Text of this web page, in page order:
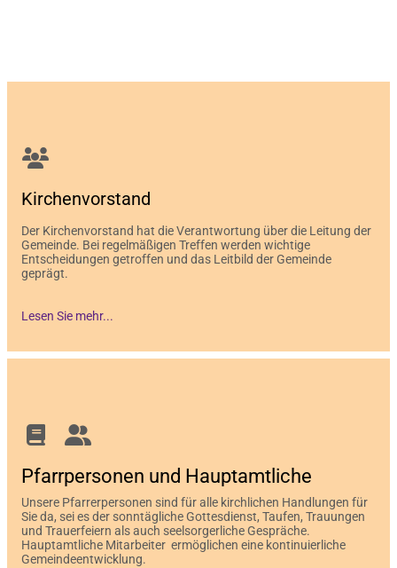
Kirchenvorstand
Der Kirchenvorstand hat die Verantwortung über die Leitung der
Gemeinde. Bei regelmäßigen Treffen werden wichtige
Entscheidungen getroffen und das Leitbild der Gemeinde
geprägt.
Lesen Sie mehr...
Pfarrpersonen und Hauptamtliche
Unsere Pfarrerpersonen sind für alle kirchlichen Handlungen für
Sie da, sei es der sonntägliche Gottesdienst, Taufen, Trauungen
und Trauerfeiern als auch seelsorgerliche Gespräche.
Hauptamtliche Mitarbeiter ermöglichen eine kontinuierliche
Gemeindeentwicklung.